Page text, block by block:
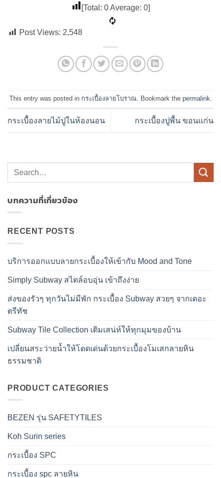
[Total: 0Average: 0]
Post Views: 2,548
This entry was posted in กระเบื้องลายโบราณ. Bookmark the permalink.
กระเบื้องลายไม้ปูในห้องนอน กระเบื้องปูพื้น ขอนเเก่น
บทความที่เกี่ยวข้อง
RECENT POSTS
บริการออกแบบลายกระเบื้องให้เข้ากับ Mood and Tone
Simply Subway สไตล์อบอุ่น เข้าถึงง่าย
ส่งของรัวๆ ทุกวันไม่มีพัก กระเบื้อง Subway สวยๆ จากเดอะ
ตรีทัช
Subway Tile Collection เติมเสน่ห์ให้ทุกมุมของบ้าน
เปลี่ยนสระว่ายน้ำให้โดดเด่นด้วยกระเบื้องโมเสกลายหิน
ธรรมชาติ
PRODUCT CATEGORIES
BEZEN รุ่น SAFETYTILES
Koh Surin series
กระเบื้อง SPC
กระเบื้อง spc ลายหิน